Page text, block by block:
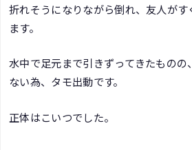
折れそうになりながら倒れ、友人がす
ます。
水中で足元まで引きずってきたものの
ない為、タモ出動です。
正体はこいつでした。